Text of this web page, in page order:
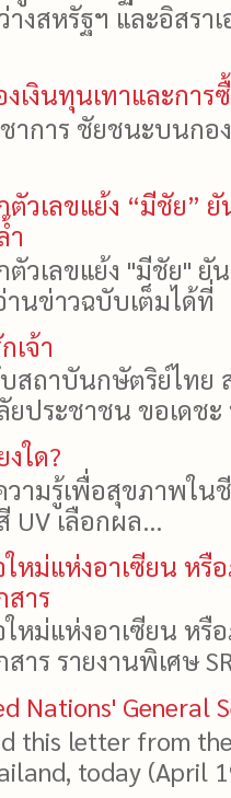
งสหรัฐฯ และอิสรา
งินทุนเทาและการ
าการ ชัยชนะบนกอ
ตัวเลขแย้ง “มีชัย”
ำ
ตัวเลขแย้ง "มีชัย"
านข่าวฉบับเต็มได้
เจ้า
สถาบันกษัตริย์ไทย
ยประชาชน ขอเดช
ใด?
ามรู้เพื่อสุขภาพใน
UV เลือกผล...
ใหม่แห่งอาเซียน ห
าร
ใหม่แห่งอาเซียน ห
าร รายงานพิเศษ
Nations' General
this letter from
today (April